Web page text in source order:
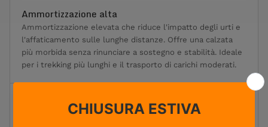
Ammortizzazione alta
Ammortizzazione elevata che riduce l'impatto degli urti e
l'affaticamento sulle lunghe distanze. Offre una calzata
più morbida senza rinunciare a sostegno e stabilità. Ideale
per i trekking più lunghi e il trasporto di carichi moderati.